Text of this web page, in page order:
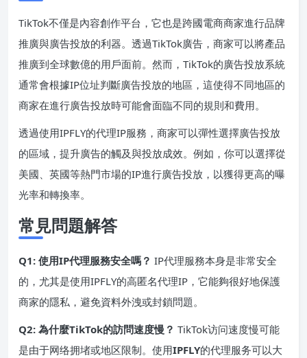
TikTok不僅是內容創作平台，它也是跨國電商商家進行品牌
推廣與廣告投放的利器。透過TikTok廣告，商家可以將產品
推廣到全球數億的用戶面前。然而，TikTok的廣告投放系統
通常會根據IP位址判斷廣告投放的地區，這使得不同地區的
商家在進行廣告投放時可能會面臨不同的規則和費用。
透過使用IPFLY的代理IP服務，商家可以彈性選擇廣告投放
的區域，提升廣告的觸及與投放成效。例如，你可以選擇從
美國、英國等熱門市場的IP進行廣告投放，以獲得更高的曝
光率和轉換率。
常見問題解答
Q1: 使用IP代理服務安全嗎？ IP代理服務本身是非常安全
的，尤其是使用IPFLY的高匿名代理IP，它能夠很好地保護
商家的隱私，避免資料外洩或封鎖問題。
Q2: 為什麼TikTok的訪問速度慢？ TikTok访问速度慢可能
是由于网络拥堵或地区限制。使用IPFLY的代理服务可以大